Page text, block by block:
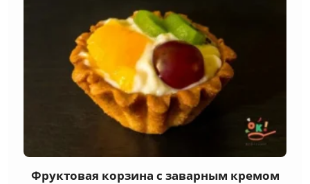
Фруктовая корзина с заварным кремом